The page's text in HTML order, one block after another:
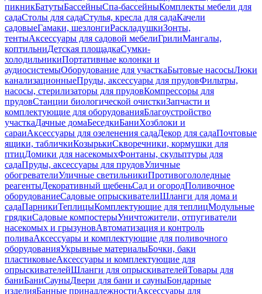
пикникБатутыБассейныСпа-бассейныКомплекты мебели для
садаСтолы для садаСтулья, кресла для садаКачели
садовыеГамаки, шезлонгиРаскладушкиЗонты,
тентыАксессуары для садовой мебелиГрилиМангалы,
коптильниДетская площадкаСумки-
холодильникиПортативные колонки и
аудиосистемыОборудование для участкаБытовые насосыЛюки
канализационныеПруды, аксессуары для прудовФильтры,
насосы, стерилизаторы для прудовКомпрессоры для
прудовСтанции биологической очисткиЗапчасти и
комплектующие для оборудованияБлагоустройство
участкаДачные домаБеседкиБаниХозблоки и
сараиАксессуары для озеленения садаДекор для садаПочтовые
ящики, табличкиКозырькиСкворечники, кормушки для
птицДомики для насекомыхФонтаны, скульптуры для
садаПруды, аксессуары для прудовУличные
обогревателиУличные светильникиПротивогололедные
реагентыДекоративный щебеньСад и огородПоливочное
оборудованиеСадовые опрыскивателиШланги для дома и
садаПарникиТеплицыКомплектующие для теплицМодульные
грядкиСадовые компостерыУничтожители, отпугиватели
насекомых и грызуновАвтоматизация и контроль
поливаАксессуары и комплектующие для поливочного
оборудованияУкрывные материалыБочки, баки
пластиковыеАксессуары и комплектующие для
опрыскивателейШланги для опрыскивателейТовары для
баниБаниСауныДвери для бани и сауныБондарные
изделияБанные принадлежностиАксессуары для